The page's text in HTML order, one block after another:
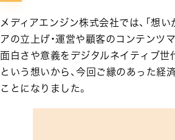
メディアエンジン株式会社では、「想
アの立上げ・運営や顧客のコンテンツ
面白さや意義をデジタルネイティブ
という想いから、今回ご縁のあった
ことになりました。